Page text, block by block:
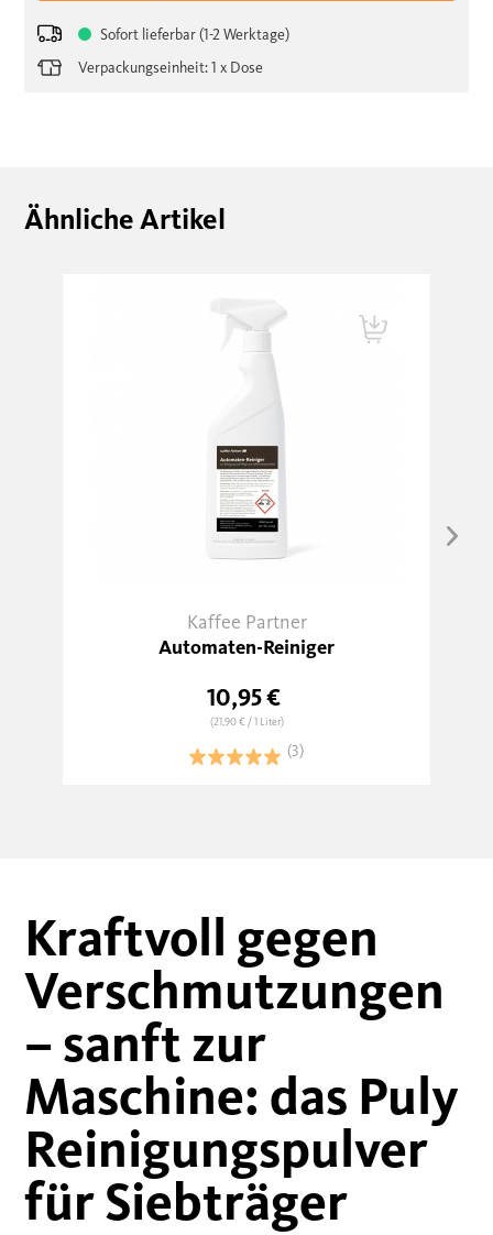
Sofort lieferbar (1-2 Werktage)
Verpackungseinheit: 1 x Dose
Ähnliche Artikel
Kaffee Partner
Automaten-Reiniger
10,95 €
(21,90 €/ 1 Liter)
(3)
Kraftvoll gegen
Verschmutzungen
– sanft zur
Maschine: das Puly
Reinigungspulver
für Siebträger